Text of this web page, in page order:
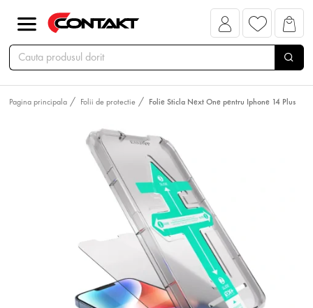
Pagina principala Folii de protectie Folie Sticla Next One pentru Iphone 14 Plus